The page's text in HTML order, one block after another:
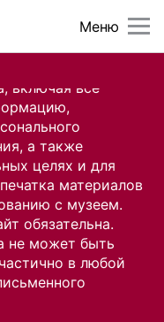
включая все
а также
целях и для
материалов
с музеем.
обязательна.
не может быть
в любой
Меню